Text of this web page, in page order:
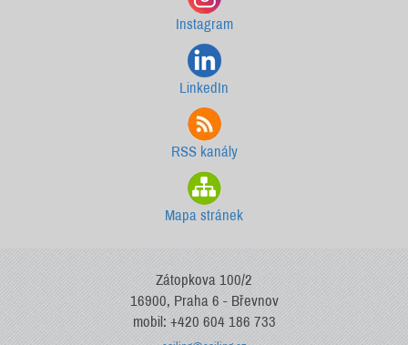
Instagram
LinkedIn
RSS kanály
Mapa stránek
Zátopkova 100/2
16900, Praha 6 - Břevnov
mobil: +420 604 186 733